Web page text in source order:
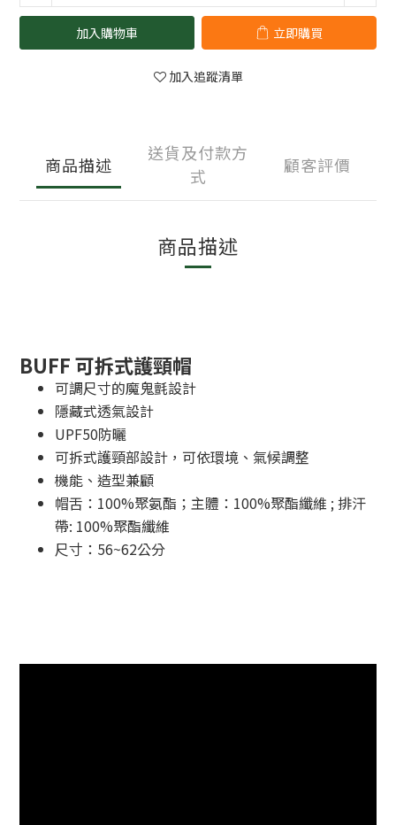
加入購物車 立即購買
加入追蹤清單
商品描述
送貨及付款方
式
顧客評價
商品描述
BUFF 可拆式護頸帽
可調尺寸的魔鬼氈設計
隱藏式透氣設計
UPF50防曬
可拆式護頸部設計，可依環境、氣候調整
機能、造型兼顧
帽舌：100%聚氨酯；主體：100%聚酯纖維 ; 排汗
帶: 100%聚酯纖維
尺寸：56~62公分